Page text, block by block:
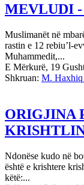
MEVLUDI -
Muslimanët në
rastin e 12 rebiu’l-
Muhammedit,...
E Mërkurë, 19
Shkruan: M.
ORIGJINA
Ndonëse kudo në
është e krishtere
këtë:...